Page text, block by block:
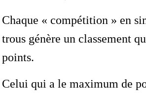
Chaque « compétition » en
trous génère un classement
points.
Celui qui a le maximum de